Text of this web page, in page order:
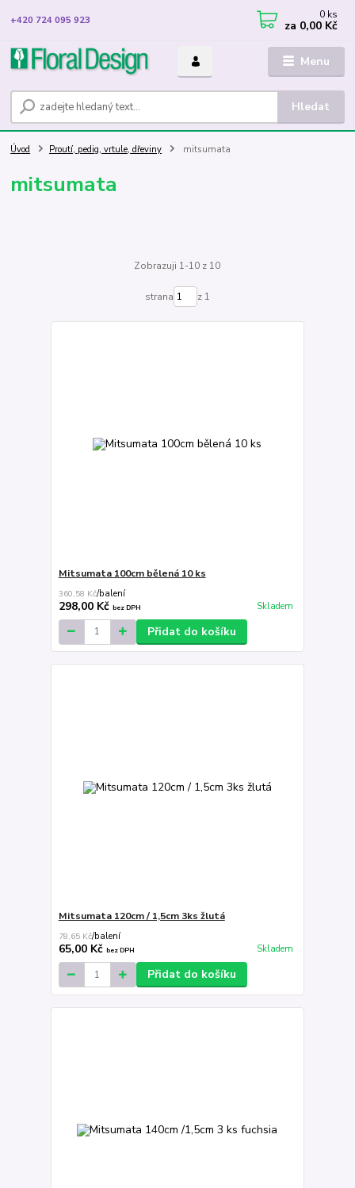
Menu
Hledat
+420 724 095 923 0 ks
za 0,00 Kč
Úvod Proutí, pedig, vrtule, dřeviny mitsumata
mitsumata
Zobrazuji 1-10 z 10
strana z 1
Mitsumata 100cm bělená 10 ks
360,58 Kč/balení
298,00 Kč bez DPH Skladem
Přidat do košíku
Mitsumata 120cm / 1,5cm 3ks žlutá
78,65 Kč/balení
65,00 Kč bez DPH Skladem
Přidat do košíku